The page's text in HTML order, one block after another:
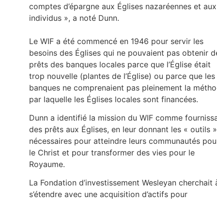
comptes d’épargne aux Églises nazaréennes et aux
individus », a noté Dunn.
Le WIF a été commencé en 1946 pour servir les
besoins des Églises qui ne pouvaient pas obtenir
prêts des banques locales parce que l’Église était
trop nouvelle (plantes de l’Église) ou parce que les
banques ne comprenaient pas pleinement la
par laquelle les Églises locales sont financées.
Dunn a identifié la mission du WIF comme
des prêts aux Églises, en leur donnant les « outils »
nécessaires pour atteindre leurs communautés
le Christ et pour transformer des vies pour le
Royaume.
La Fondation d’investissement Wesleyan cherchait
s’étendre avec une acquisition d’actifs pour